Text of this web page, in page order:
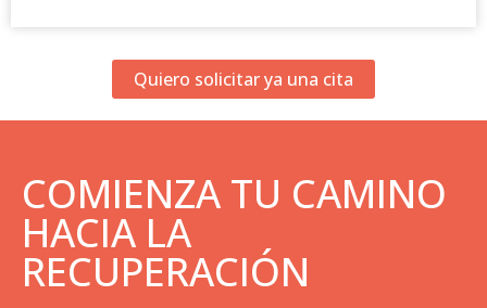
Quiero solicitar ya una cita
COMIENZA TU CAMINO
HACIA LA
RECUPERACIÓN